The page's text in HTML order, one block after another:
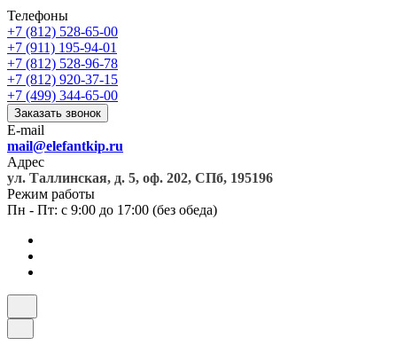
Телефоны
+7 (812) 528-65-00
+7 (911) 195-94-01
+7 (812) 528-96-78
+7 (812) 920-37-15
+7 (499) 344-65-00
Заказать звонок
E-mail
mail@elefantkip.ru
Адрес
ул. Таллинская, д. 5, оф. 202, СПб, 195196
Режим работы
Пн - Пт: с 9:00 до 17:00 (без обеда)